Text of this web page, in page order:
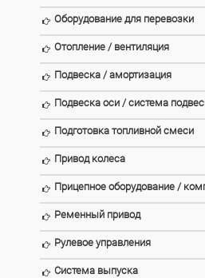
Оборудование для перевозки
Отопление / вентиляция
Подвеска / амортизация
Подвеска оси / система
Подготовка топливной смеси
Привод колеса
Прицепное оборудование /
Ременный привод
Рулевое управления
Система выпуска